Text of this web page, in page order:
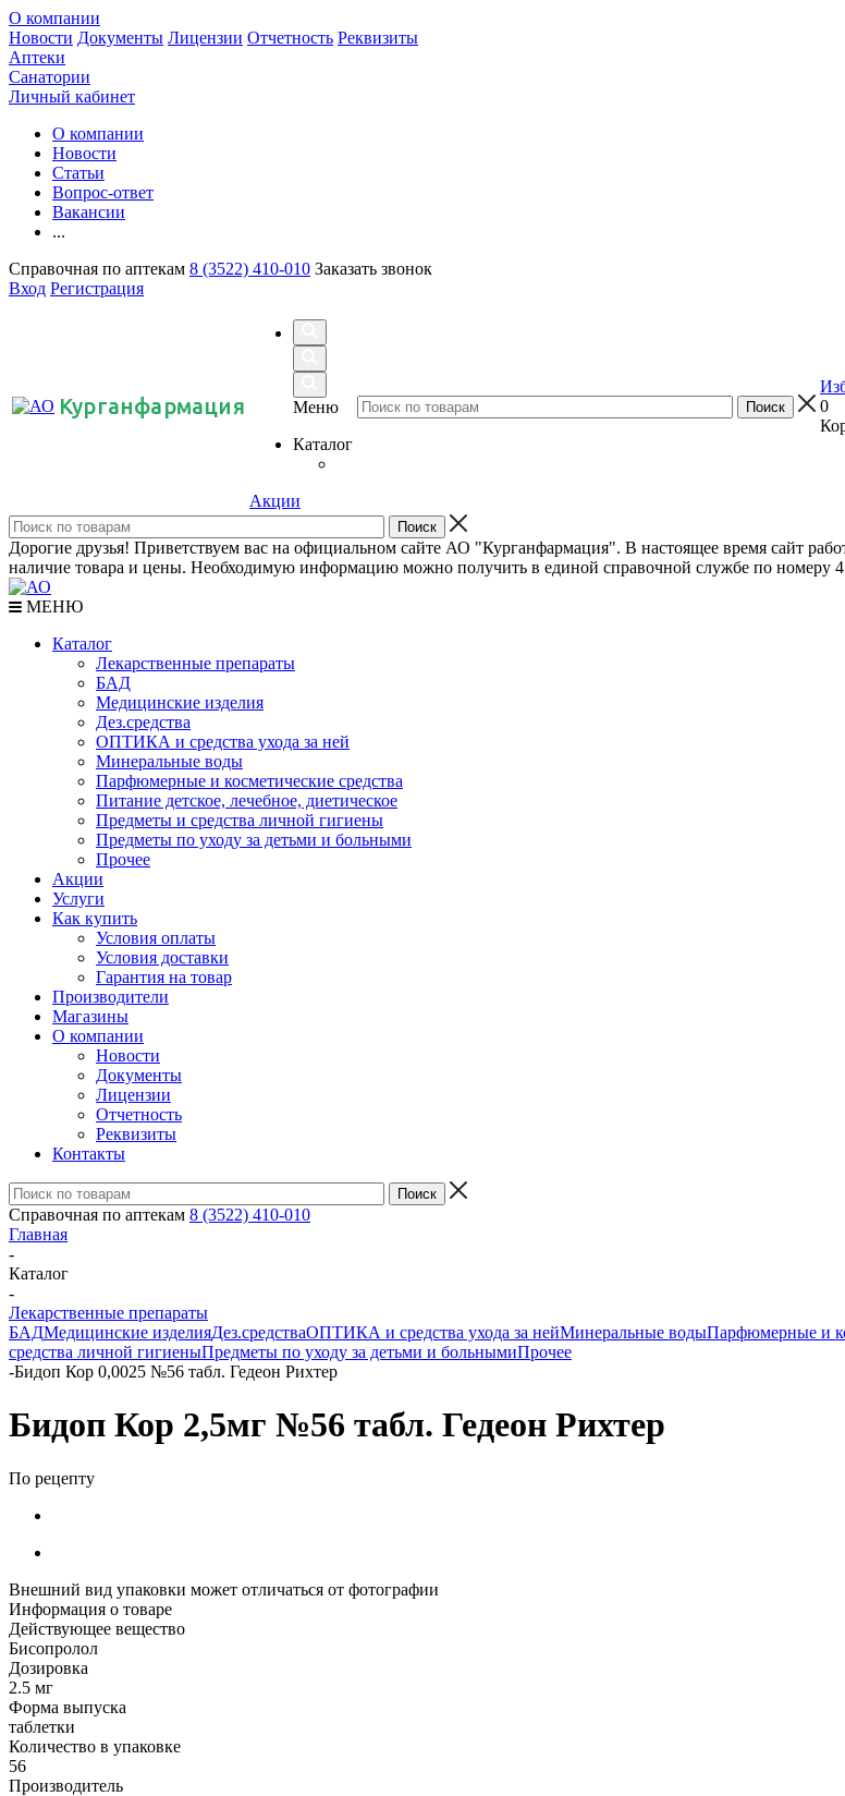
О компании
Новости Документы Лицензии Отчетность Реквизиты
Аптеки
Санатории
Личный кабинет
О компании
Новости
Статьи
Вопрос-ответ
Вакансии
...
Справочная по аптекам 8 (3522) 410-010 Заказать звонок
Вход Регистрация
Курганфармация
Меню
Каталог
Акции
0
Дорогие друзья! Приветствуем вас на официальном сайте АО "Курганфармация". В настоящее время сайт
наличие товара и цены. Необходимую информацию можно получить в единой справочной службе по номеру
МЕНЮ
Каталог
Лекарственные препараты
БАД
Медицинские изделия
Дез.средства
ОПТИКА и средства ухода за ней
Минеральные воды
Парфюмерные и косметические средства
Питание детское, лечебное, диетическое
Предметы и средства личной гигиены
Предметы по уходу за детьми и больными
Прочее
Акции
Услуги
Как купить
Условия оплаты
Условия доставки
Гарантия на товар
Производители
Магазины
О компании
Новости
Документы
Лицензии
Отчетность
Реквизиты
Контакты
Справочная по аптекам 8 (3522) 410-010
Главная
-
Каталог
-
Лекарственные препараты
БАДМедицинские изделияДез.средстваОПТИКА и средства ухода за нейМинеральные водыПарфюмерные и
средства личной гигиеныПредметы по уходу за детьми и больнымиПрочее
-Бидоп Кор 0,0025 №56 табл. Гедеон Рихтер
Бидоп Кор 2,5мг №56 табл. Гедеон Рихтер
По рецепту
Внешний вид упаковки может отличаться от фотографии
Информация о товаре
Действующее вещество
Бисопролол
Дозировка
2.5 мг
Форма выпуска
таблетки
Количество в упаковке
56
Производитель